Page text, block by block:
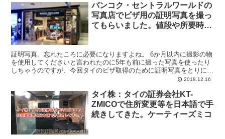
バンコク・セントラルワールドの
写真店でビザ用の証明写真を撮っ
てもらいました。値段や所要時間
証明写真。忘れたころに必要になりますよね。 6か月以内に撮影の物
を使用してくださいと言われたのに5年も前に撮った写真を使ったり
しちゃうのですが、今回タイのビザ取得のために証明写真をとりに行
きました。 なぜなら手元にあって余っている証明写真は...2018.12.16
タイ株：タイの証券会社KT-
ZMICOで住所変更等を日本語で手
続きしてきた。ケーティーズミコ